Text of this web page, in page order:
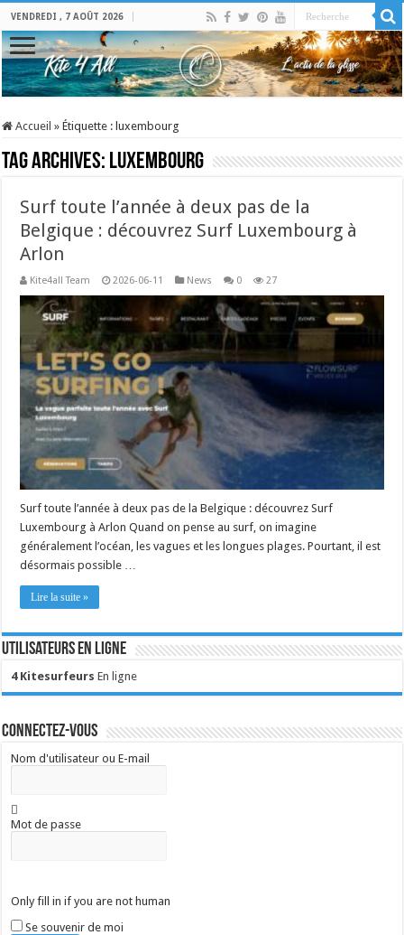
VENDREDI , 7 AOÛT 2026
Accueil » Étiquette : luxembourg
Tag Archives: luxembourg
Surf toute l’année à deux pas de la
Belgique : découvrez Surf Luxembourg à
Arlon
Kite4all Team 2026-06-11 News 0 27
Surf toute l’année à deux pas de la Belgique : découvrez Surf
Luxembourg à Arlon Quand on pense au surf, on imagine
généralement l’océan, les vagues et les longues plages. Pourtant, il est
désormais possible …
Lire la suite »
Utilisateurs en ligne
4 Kitesurfeurs En ligne
Connectez-vous
Nom d'utilisateur ou E-mail
Mot de passe
Only fill in if you are not human
Se souvenir de moi